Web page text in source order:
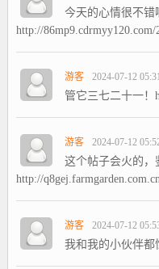
今天的心情很不错
http://86mp9.cdrmyy120.com/
游客 2024-07-12
管它三七二十一！
游客 2024-07-12
这个帖子会火的，
http://q8gej.farmgarden.com.cn
游客 2024-07-12
我和我的小伙伴都